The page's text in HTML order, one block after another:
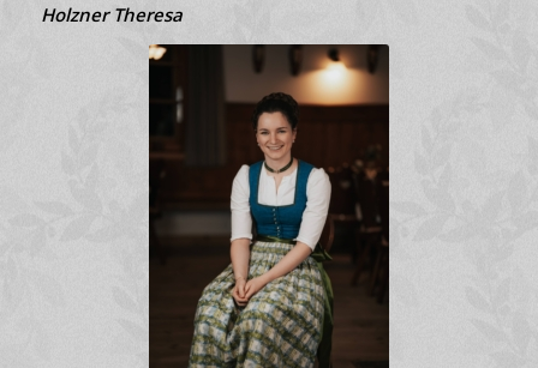
Holzner Theresa